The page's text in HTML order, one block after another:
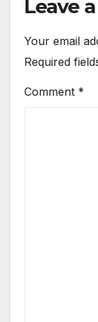
Leave
Your email
Required
Comment *